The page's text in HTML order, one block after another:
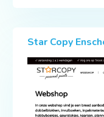
Star Copy